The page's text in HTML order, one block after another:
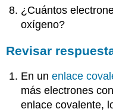
¿Cuántos
oxígeno?
Revisar
En unenlace
más electrones
enlace covalente,